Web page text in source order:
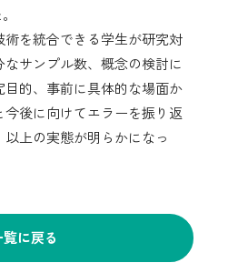
術を統合できる学生が研究対
サンプル数、概念の検討に
的、事前に具体的な場面か
今後に向けてエラーを振り返
上の実態が明らかになっ
覧に戻る